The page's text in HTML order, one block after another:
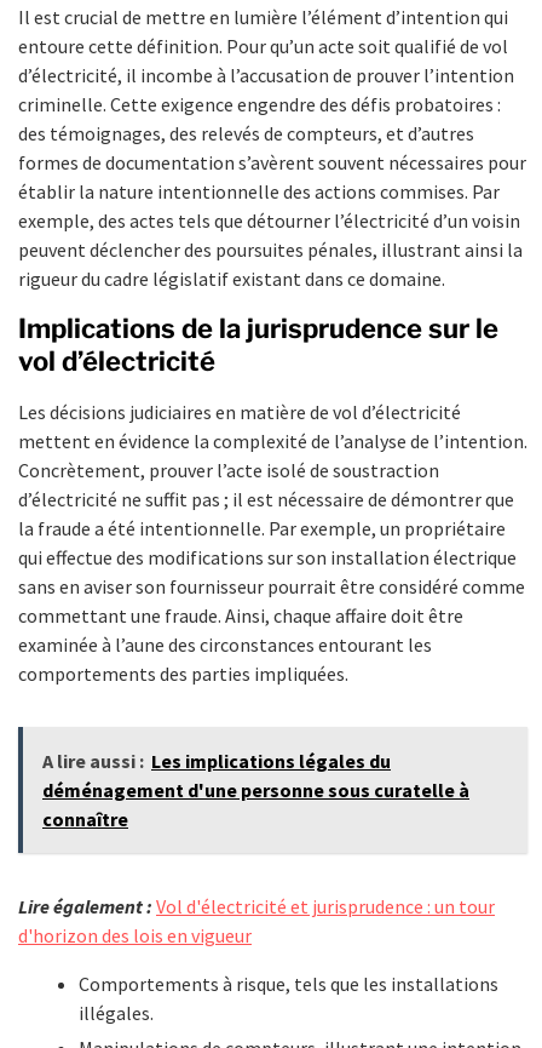
Il est crucial de mettre en lumière l’élément d’intention qui
entoure cette définition. Pour qu’un acte soit qualifié de vol
d’électricité, il incombe à l’accusation de prouver l’intention
criminelle. Cette exigence engendre des défis probatoires :
des témoignages, des relevés de compteurs, et d’autres
formes de documentation s’avèrent souvent nécessaires pour
établir la nature intentionnelle des actions commises. Par
exemple, des actes tels que détourner l’électricité d’un voisin
peuvent déclencher des poursuites pénales, illustrant ainsi la
rigueur du cadre législatif existant dans ce domaine.
Implications de la jurisprudence sur le
vol d’électricité
Les décisions judiciaires en matière de vol d’électricité
mettent en évidence la complexité de l’analyse de l’intention.
Concrètement, prouver l’acte isolé de soustraction
d’électricité ne suffit pas ; il est nécessaire de démontrer que
la fraude a été intentionnelle. Par exemple, un propriétaire
qui effectue des modifications sur son installation électrique
sans en aviser son fournisseur pourrait être considéré comme
commettant une fraude. Ainsi, chaque affaire doit être
examinée à l’aune des circonstances entourant les
comportements des parties impliquées.
A lire aussi : Les implications légales du
déménagement d'une personne sous curatelle à
connaître
Lire également : Vol d'électricité et jurisprudence : un tour
d'horizon des lois en vigueur
Comportements à risque, tels que les installations
illégales.